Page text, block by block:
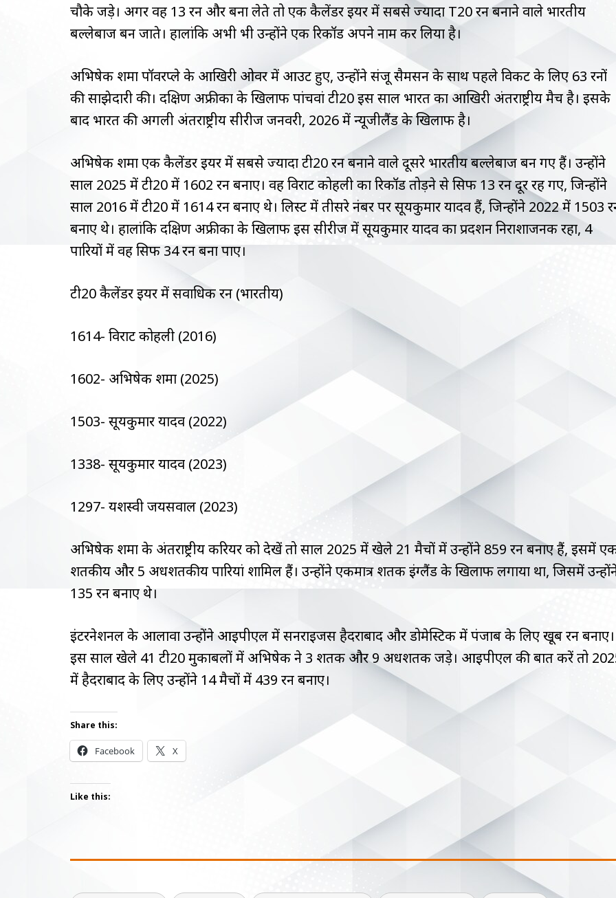
चौके जड़े। अगर वह 13 रन और बना लेते तो एक कैलेंडर ईयर में सबसे ज्यादा T20 रन बनाने वाले भारतीय
बल्लेबाज बन जाते। हालांकि अभी भी उन्होंने एक रिकॉर्ड अपने नाम कर लिया है।
अभिषेक शर्मा पॉवरप्ले के आखिरी ओवर में आउट हुए, उन्होंने संजू सैमसन के साथ पहले विकट के लिए 63 रनों
की साझेदारी की। दक्षिण अफ्रीका के खिलाफ पांचवां टी20 इस साल भारत का आखिरी अंतर्राष्ट्रीय मैच है। इसके
बाद भारत की अगली अंतर्राष्ट्रीय सीरीज जनवरी, 2026 में न्यूजीलैंड के खिलाफ है।
अभिषेक शर्मा एक कैलेंडर ईयर में सबसे ज्यादा टी20 रन बनाने वाले दूसरे भारतीय बल्लेबाज बन गए हैं। उन्होंने
साल 2025 में टी20 में 1602 रन बनाए। वह विराट कोहली का रिकॉर्ड तोड़ने से सिर्फ 13 रन दूर रह गए, जिन्होंने
साल 2016 में टी20 में 1614 रन बनाए थे। लिस्ट में तीसरे नंबर पर सूर्यकुमार यादव हैं, जिन्होंने 2022 में 1503
बनाए थे। हालांकि दक्षिण अफ्रीका के खिलाफ इस सीरीज में सूर्यकुमार यादव का प्रदर्शन निराशाजनक रहा, 4
पारियों में वह सिर्फ 34 रन बना पाए।
टी20 कैलेंडर ईयर में सर्वाधिक रन (भारतीय)
1614- विराट कोहली (2016)
1602- अभिषेक शर्मा (2025)
1503- सूर्यकुमार यादव (2022)
1338- सूर्यकुमार यादव (2023)
1297- यशस्वी जयसवाल (2023)
अभिषेक शर्मा के अंतर्राष्ट्रीय करियर को देखें तो साल 2025 में खेले 21 मैचों में उन्होंने 859 रन बनाए हैं, इसमें
शतकीय और 5 अर्धशतकीय पारियां शामिल हैं। उन्होंने एकमात्र शतक इंग्लैंड के खिलाफ लगाया था, जिसमें
135 रन बनाए थे।
इंटरनेशनल के आलावा उन्होंने आईपीएल में सनराइजर्स हैदराबाद और डोमेस्टिक में पंजाब के लिए खूब रन बनाए।
इस साल खेले 41 टी20 मुकाबलों में अभिषेक ने 3 शतक और 9 अर्धशतक जड़े। आईपीएल की बात करें तो
में हैदराबाद के लिए उन्होंने 14 मैचों में 439 रन बनाए।
Share this:
Facebook X
Like this: